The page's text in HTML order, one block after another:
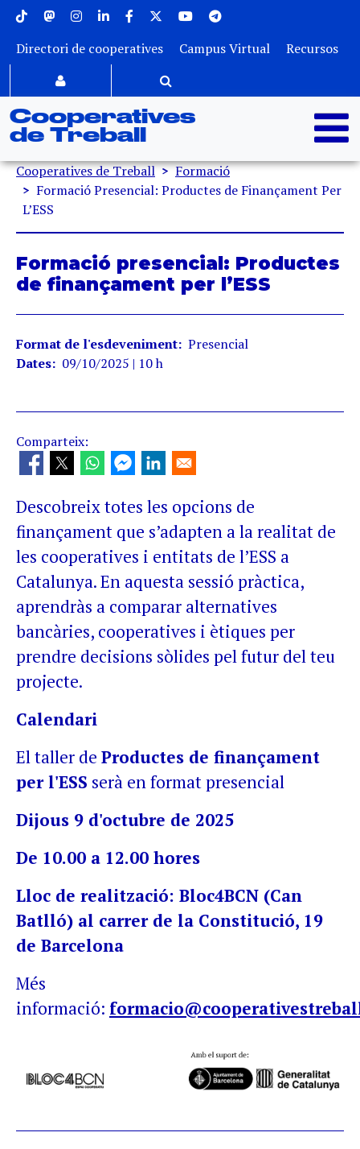
Vés al contingut
Menu superior
Directori de cooperatives Campus Virtual Recursos
Cooperatives
de Treball
Fil d'ariadna
Cooperatives de Treball
Formació
Formació Presencial: Productes de Finançament Per
L’ESS
Formació presencial: Productes
de finançament per l’ESS
Format de l'esdeveniment Presencial
Dates
09/10/2025 | 10 h
Comparteix:
Descobreix totes les opcions de
finançament que s’adapten a la realitat de
les cooperatives i entitats de l’ESS a
Catalunya. En aquesta sessió pràctica,
aprendràs a comparar alternatives
bancàries, cooperatives i ètiques per
prendre decisions sòlides pel futur del teu
projecte.
Calendari
El taller de Productes de finançament
per l'ESS serà en format presencial
Dijous 9 d'octubre de 2025
De 10.00 a 12.00 hores
Lloc de realització: Bloc4BCN (Can
Batlló) al carrer de la Constitució, 19
de Barcelona
Més
informació: